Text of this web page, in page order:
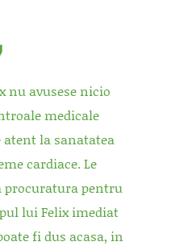
nu avusese nicio
medicale
la sanatatea
cardiace. Le
procuratura pentru
lui Felix imediat
fi dus acasa, in